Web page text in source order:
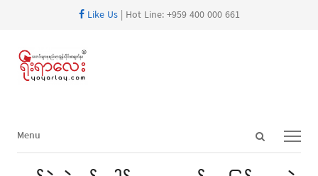
Like Us| Hot Line: +959 400 000 661
Open
panel
Menu
Menu